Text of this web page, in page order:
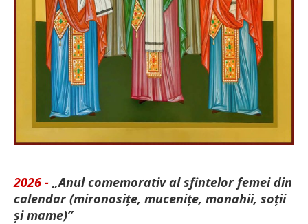
2026 - „Anul comemorativ al sfintelor femei din
calendar (mironosițe, mu­cenițe, monahii, soții
și mame)”